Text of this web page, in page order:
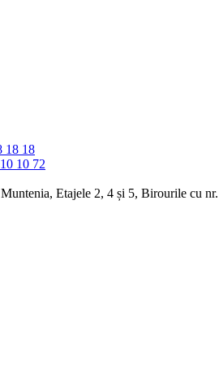
18 18
10 72
Etajele 2, 4 și 5, Birourile cu